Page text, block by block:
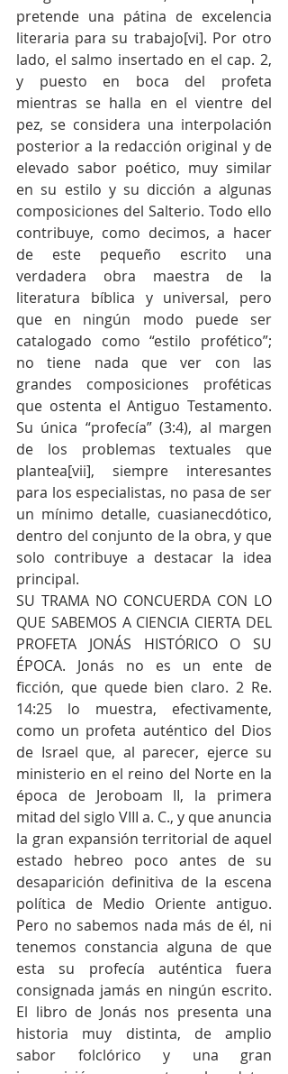
pretende una pátina de excelencia
literaria para su trabajo[vi]. Por otro
lado, el salmo insertado en el cap. 2,
y puesto en boca del profeta
mientras se halla en el vientre del
pez, se considera una interpolación
posterior a la redacción original y de
elevado sabor poético, muy similar
en su estilo y su dicción a algunas
composiciones del Salterio. Todo ello
contribuye, como decimos, a hacer
de este pequeño escrito una
verdadera obra maestra de la
literatura bíblica y universal, pero
que en ningún modo puede ser
catalogado como “estilo profético”;
no tiene nada que ver con las
grandes composiciones proféticas
que ostenta el Antiguo Testamento.
Su única “profecía” (3:4), al margen
de los problemas textuales que
plantea[vii], siempre interesantes
para los especialistas, no pasa de ser
un mínimo detalle, cuasianecdótico,
dentro del conjunto de la obra, y que
solo contribuye a destacar la idea
principal.
SU TRAMA NO CONCUERDA CON LO
QUE SABEMOS A CIENCIA CIERTA DEL
PROFETA JONÁS HISTÓRICO O SU
ÉPOCA. Jonás no es un ente de
ficción, que quede bien claro. 2 Re.
14:25 lo muestra, efectivamente,
como un profeta auténtico del Dios
de Israel que, al parecer, ejerce su
ministerio en el reino del Norte en la
época de Jeroboam II, la primera
mitad del siglo VIII a. C., y que anuncia
la gran expansión territorial de aquel
estado hebreo poco antes de su
desaparición definitiva de la escena
política de Medio Oriente antiguo.
Pero no sabemos nada más de él, ni
tenemos constancia alguna de que
esta su profecía auténtica fuera
consignada jamás en ningún escrito.
El libro de Jonás nos presenta una
historia muy distinta, de amplio
sabor folclórico y una gran